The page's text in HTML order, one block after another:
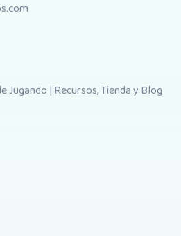
Jugando | Recursos, Tienda y Blog